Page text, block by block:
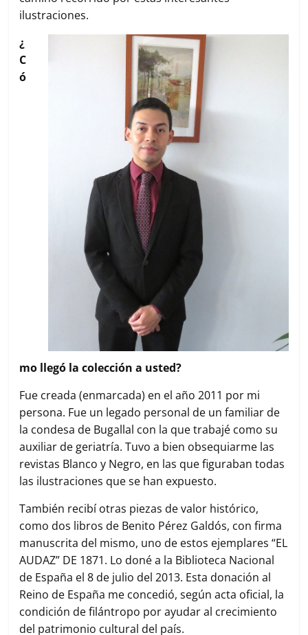
ilustraciones.
¿
C
ó
mo llegó la colección a usted?
Fue creada (enmarcada) en el año 2011 por mi
persona. Fue un legado personal de un familiar de
la condesa de Bugallal con la que trabajé como su
auxiliar de geriatría. Tuvo a bien obsequiarme las
revistas Blanco y Negro, en las que figuraban todas
las ilustraciones que se han expuesto.
También recibí otras piezas de valor histórico,
como dos libros de Benito Pérez Galdós, con firma
manuscrita del mismo, uno de estos ejemplares “EL
AUDAZ” DE 1871. Lo doné a la Biblioteca Nacional
de España el 8 de julio del 2013. Esta donación al
Reino de España me concedió, según acta oficial, la
condición de filántropo por ayudar al crecimiento
del patrimonio cultural del país.